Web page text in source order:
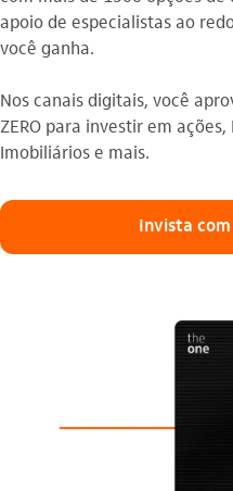
apoio de especialistas ao
você ganha.
Nos canais digitais, você
ZERO para investir em ações,
Imobiliários e mais.
Invista